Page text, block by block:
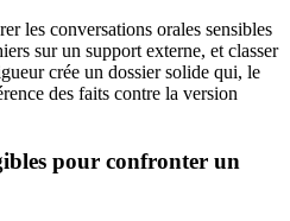
les conversations orales sensibles
sur un support externe, et classer
crée un dossier solide qui, le
des faits contre la version
pour confronter un